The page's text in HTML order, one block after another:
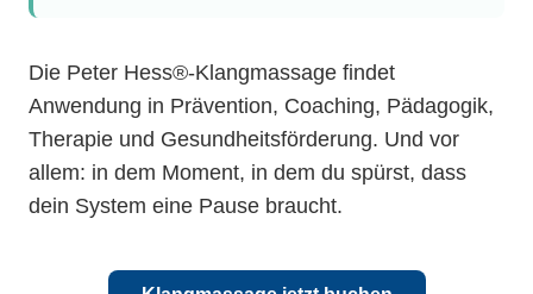
Die Peter Hess®-Klangmassage findet
Anwendung in Prävention, Coaching, Pädagogik,
Therapie und Gesundheitsförderung. Und vor
allem: in dem Moment, in dem du spürst, dass
dein System eine Pause braucht.